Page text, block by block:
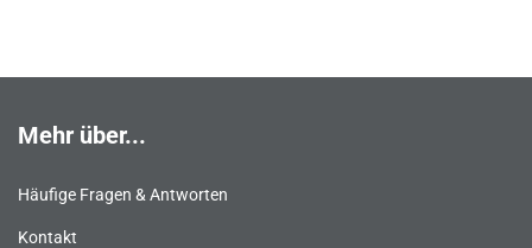
Mehr über...
Häufige Fragen & Antworten
Kontakt